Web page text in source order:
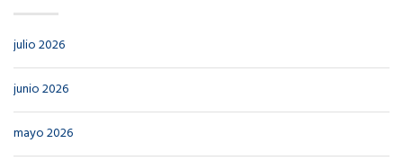
julio 2026
junio 2026
mayo 2026